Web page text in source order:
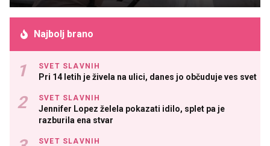
Najbolj brano
SVET SLAVNIH
Pri 14 letih je živela na ulici, danes jo občuduje ves svet
SVET SLAVNIH
Jennifer Lopez želela pokazati idilo, splet pa je
razburila ena stvar
SVET SLAVNIH